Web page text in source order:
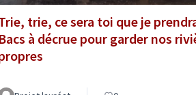
trie, ce sera toi que je
Bacs à décrue pour garder nos